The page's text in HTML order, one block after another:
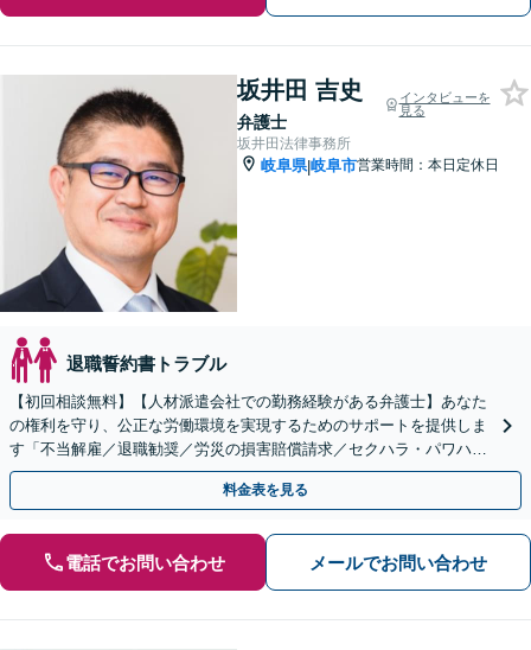
坂井田 吉史
弁護士
インタビューを
見る
坂井田法律事務所
岐阜県|岐阜市営業時間：本日定休日
退職誓約書トラブル
【初回相談無料】【人材派遣会社での勤務経験がある弁護士】あなた
の権利を守り、公正な労働環境を実現するためのサポートを提供しま
す「不当解雇／退職勧奨／労災の損害賠償請求／セクハラ・パワハラ
／未払い残業代請求／退職代行」【休日・夜間相談可】
料金表を見る
電話でお問い合わせ メールでお問い合わせ